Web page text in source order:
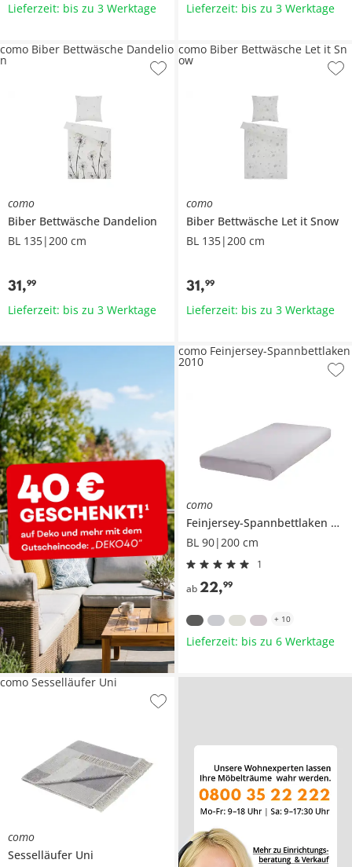
Lieferzeit: bis zu 3 Werktage Lieferzeit: bis zu 3 Werktage
como
Biber Bettwäsche Dandelion
BL 135|200 cm
31,99
como Biber Bettwäsche Dandelio
n
Lieferzeit: bis zu 3 Werktage
como
Biber Bettwäsche Let it Snow
BL 135|200 cm
31,99
como Biber Bettwäsche Let it Sn
ow
Lieferzeit: bis zu 3 Werktage
como
Feinjersey-Spannbettlaken
BL 90|200 cm
1
ab 22,99
como Feinjersey-Spannbettlaken
2010
+ 10
Lieferzeit: bis zu 6 Werktage
como
Sesselläufer Uni
como Sesselläufer Uni